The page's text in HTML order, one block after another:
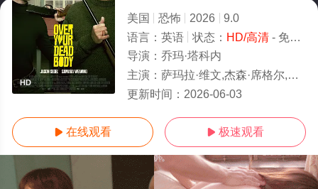
HD
美国 恐怖 2026
9.0
语言： 英语 状态： HD/高清- 免费在线观看
导演： 乔玛·塔科内
主演： 萨玛拉·维文,杰森·席格尔,蒂莫西·奥利芬特,朱丽叶特·刘易斯,保罗·吉尔福伊尔,凯拉·拉多姆斯基,基思·雅各,丹妮西娅·
更新时间： 2026-06-03
 在线观看  极速观看